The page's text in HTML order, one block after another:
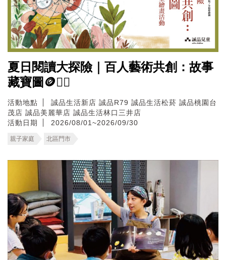
夏日閱讀大探險｜百人藝術共創：故事
藏寶圖🪙🏴‍☠️
活動地點 誠品生活新店 誠品R79 誠品生活松菸 誠品桃園台
茂店 誠品美麗華店 誠品生活林口三井店
活動日期
2026/08/01~2026/09/30
親子家庭 北區門市